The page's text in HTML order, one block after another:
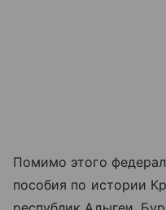
Помимо этого
пособия по истории